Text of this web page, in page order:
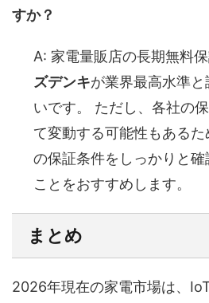
すか？
A: 家電量販店の長期無料保
ズデンキが業界最高水準
いです。 ただし、各社の
て変動する可能性もある
の保証条件をしっかりと
ことをおすすめします。
まとめ
2026年現在の家電市場は、